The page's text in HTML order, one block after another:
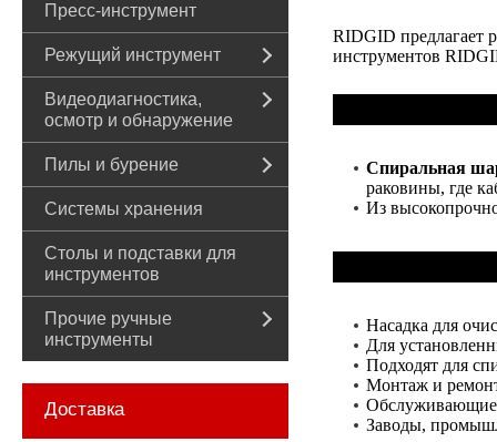
Пресс-инструмент
Режущий инструмент
Видеодиагностика,
осмотр и обнаружение
Пилы и бурение
Системы хранения
Столы и подставки для
инструментов
Прочие ручные
инструменты
Доставка
RIDGID предлагает
инструментов
Спиральная
раковины, где
Из
Насадка для
Для
Подходят для
Монтаж и
Заводы,